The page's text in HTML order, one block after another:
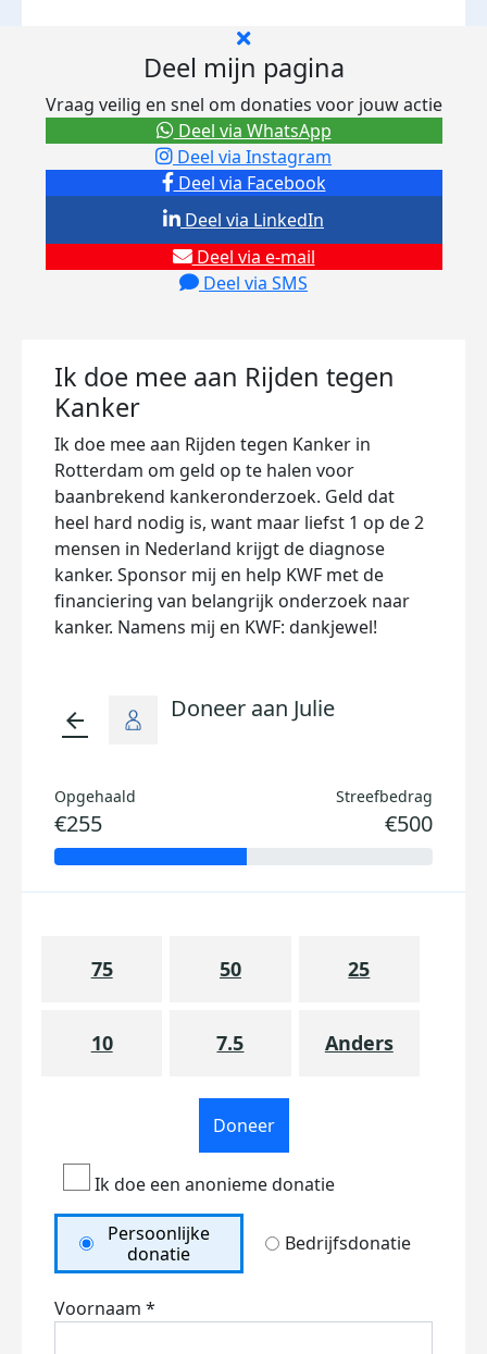
Deel mijn pagina
Vraag veilig en snel om donaties voor jouw actie
Deel via Facebook
Deel via Instagram
Deel via e-mail
Deel via SMS
Deel via LinkedIn
Deel via WhatsApp
Ik doe mee aan Rijden tegen
Kanker
Ik doe mee aan Rijden tegen Kanker in
Rotterdam om geld op te halen voor
baanbrekend kankeronderzoek. Geld dat
heel hard nodig is, want maar liefst 1 op de 2
mensen in Nederland krijgt de diagnose
kanker. Sponsor mij en help KWF met de
financiering van belangrijk onderzoek naar
kanker. Namens mij en KWF: dankjewel!
arrow_back Doneer aan Julie
Opgehaald
€255
Streefbedrag
€500
75 50 25
10 7.5 Anders
Doneer
Ik doe een anonieme donatie
Persoonlijke
donatie
Bedrijfsdonatie
Voornaam *